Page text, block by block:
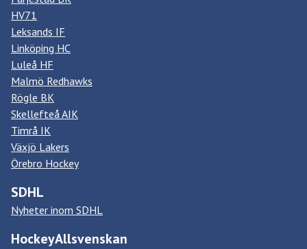
HV71
Leksands IF
Linköping HC
Luleå HF
Malmö Redhawks
Rögle BK
Skellefteå AIK
Timrå IK
Växjö Lakers
Örebro Hockey
SDHL
Nyheter inom SDHL
HockeyAllsvenskan